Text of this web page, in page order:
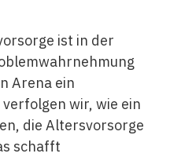
ist in der
Arena ein
wir, wie ein
die Altersvorsorge
schafft